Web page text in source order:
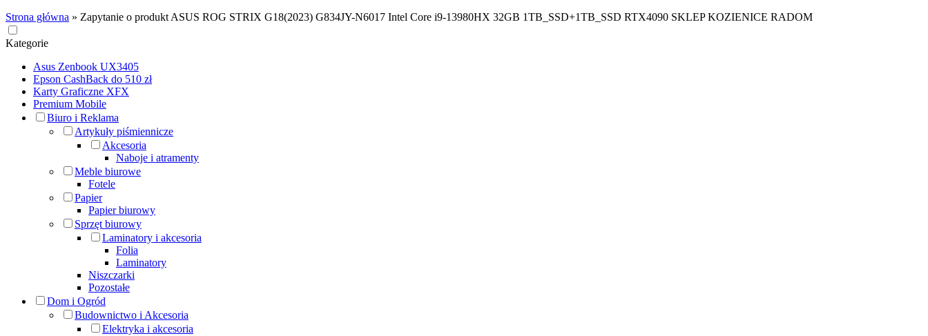
Strona główna » Zapytanie o produkt ASUS ROG STRIX G18(2023) G834JY-N6017 Intel Core i9-13980HX 32GB 1TB_SSD+1TB_SSD RTX4090 SKLEP KOZIENICE RADOM
Kategorie
Asus Zenbook UX3405
Epson CashBack do 510 zł
Karty Graficzne XFX
Premium Mobile
Biuro i Reklama
Artykuły piśmiennicze
Akcesoria
Naboje i atramenty
Meble biurowe
Fotele
Papier
Papier biurowy
Sprzęt biurowy
Laminatory i akcesoria
Folia
Laminatory
Niszczarki
Pozostałe
Dom i Ogród
Budownictwo i Akcesoria
Elektryka i akcesoria